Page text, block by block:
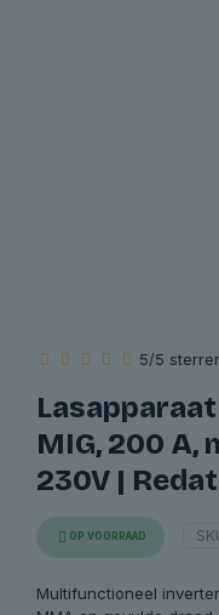
5/5
MIG, 200
230V |
OP VOORRAAD
Multifunctioneel